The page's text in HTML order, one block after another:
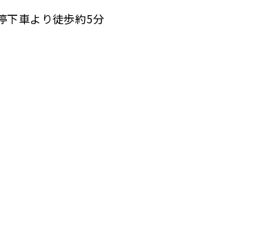
下車より徒歩約5分